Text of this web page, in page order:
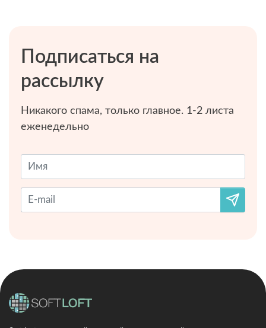
Подписаться на
рассылку
Никакого спама, только главное. 1-2 листа
еженедельно